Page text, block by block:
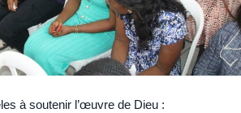
à soutenir l’œuvre de Dieu :